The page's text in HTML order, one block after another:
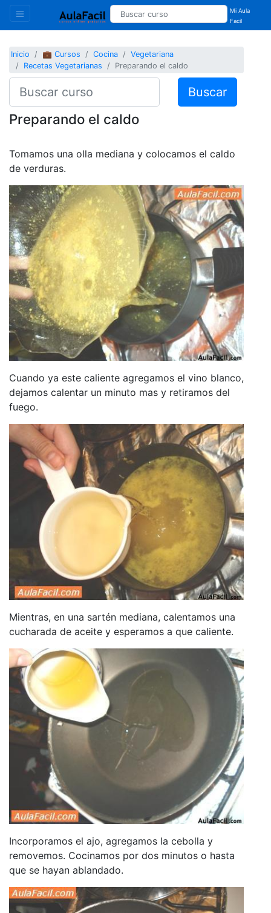
Mi Aula
Facil
Inicio 💼 Cursos Cocina
Vegetariana
Recetas Vegetarianas
Preparando el caldo
Buscar
Preparando el caldo
Tomamos una olla mediana y colocamos el caldo
de verduras.
Cuando ya este caliente agregamos el vino blanco,
dejamos calentar un minuto mas y retiramos del
fuego.
Mientras, en una sartén mediana, calentamos una
cucharada de aceite y esperamos a que caliente.
Incorporamos el ajo, agregamos la cebolla y
removemos. Cocinamos por dos minutos o hasta
que se hayan ablandado.